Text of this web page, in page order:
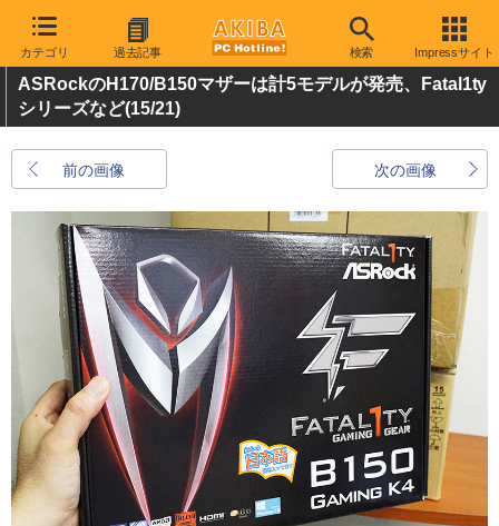
カテゴリ 過去記事 検索 Impressサイト
ASRockのH170/B150マザーは計5モデルが発売、Fatal1ty
シリーズなど(15/21)
前の画像 次の画像